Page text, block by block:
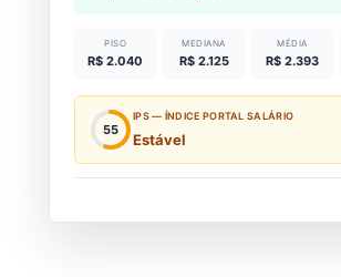
PISO
R$ 2.040
MEDIANA
R$ 2.125
MÉDIA
R$ 2.393
55
IPS — ÍNDICE PORTAL SALÁRIO
Estável